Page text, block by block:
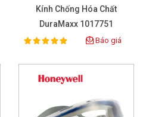
Kính Chống Hóa Chất
DuraMaxx 1017751
Rating:
100% Báo giá